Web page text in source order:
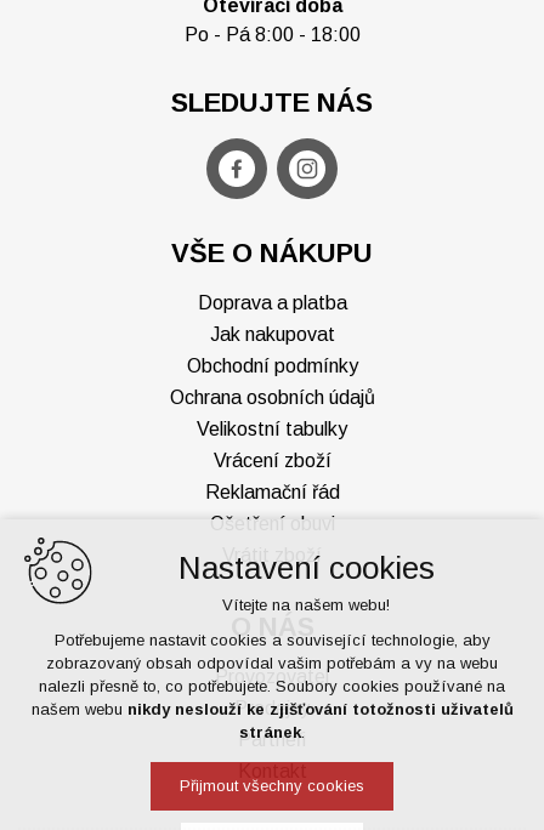
Otevírací doba
Po - Pá 8:00 - 18:00
O NÁS
Provozovatel
Prodejny
Partneři
VŠE O NÁKUPU
Doprava a platba
Jak nakupovat
Obchodní podmínky
Ochrana osobních údajů
Velikostní tabulky
Vrácení zboží
Reklamační řád
Ošetření obuvi
Vrátit zboží
SLEDUJTE NÁS
Nastavení cookies
Vítejte na našem webu!
Potřebujeme nastavit cookies a související technologie, aby
zobrazovaný obsah odpovídal vašim potřebám a vy na webu
nalezli přesně to, co potřebujete. Soubory cookies používané na
našem webu nikdy neslouží ke zjišťování totožnosti uživatelů
stránek.
Přijmout všechny cookies